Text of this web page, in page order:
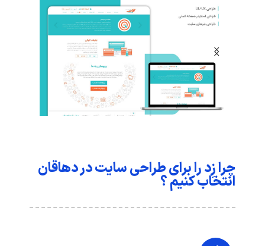
چرا زِد را برای طراحی سایت در دهاقان
انتخاب کنیم ؟